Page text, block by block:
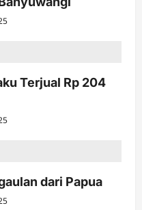
Terjual Rp 204
dari Papua